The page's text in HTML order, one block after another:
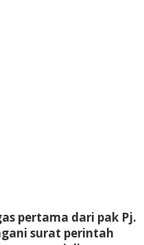
pertama dari pak Pj.
surat perintah